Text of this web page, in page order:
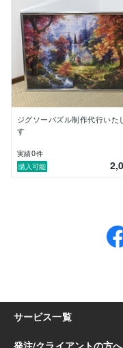
ジグソーパズル制作代行いた
す
実績0件
購入可能